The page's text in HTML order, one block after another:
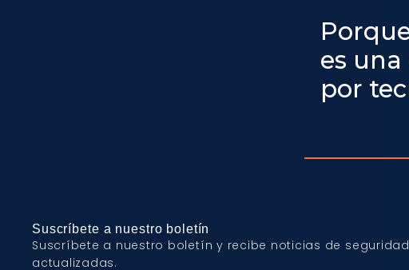
es
por
Suscríbete a nuestro boletín
Suscríbete a nuestro boletín y recibe noticias de seguridad
actualizadas.